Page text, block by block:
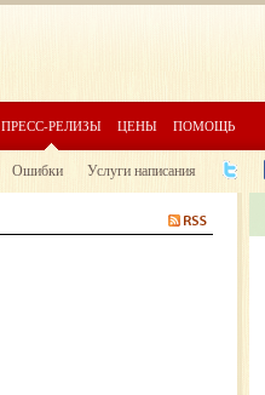
ПРЕСС-РЕЛИЗЫ ЦЕНЫ ПОМОЩЬ
Ошибки Услуги написания